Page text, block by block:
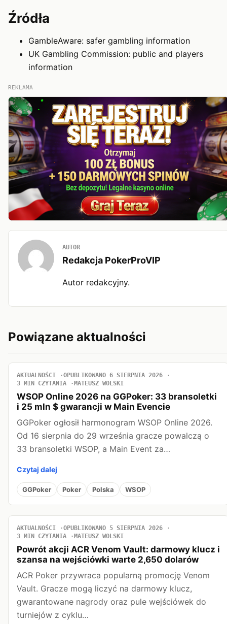
Źródła
GambleAware: safer gambling information
UK Gambling Commission: public and players
information
REKLAMA
AUTOR
Redakcja PokerProVIP
Autor redakcyjny.
Powiązane aktualności
AKTUALNOŚCI
OPUBLIKOWANO 6 SIERPNIA 2026
3 MIN CZYTANIA
MATEUSZ WOLSKI
WSOP Online 2026 na GGPoker: 33 bransoletki
i 25 mln $ gwarancji w Main Evencie
GGPoker ogłosił harmonogram WSOP Online 2026.
Od 16 sierpnia do 29 września gracze powalczą o
33 bransoletki WSOP, a Main Event za…
Czytaj dalej
GGPoker Poker Polska WSOP
AKTUALNOŚCI
OPUBLIKOWANO 5 SIERPNIA 2026
3 MIN CZYTANIA
MATEUSZ WOLSKI
Powrót akcji ACR Venom Vault: darmowy klucz i
szansa na wejściówki warte 2,650 dolarów
ACR Poker przywraca popularną promocję Venom
Vault. Gracze mogą liczyć na darmowy klucz,
gwarantowane nagrody oraz pule wejściówek do
turniejów z cyklu…